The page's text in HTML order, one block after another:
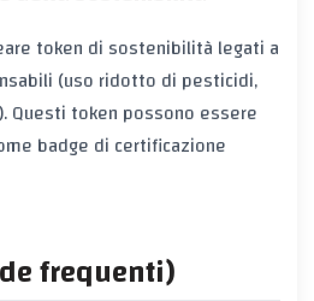
token di sostenibilità legati a
(uso ridotto di pesticidi,
Questi token possono essere
badge di certificazione
frequenti)